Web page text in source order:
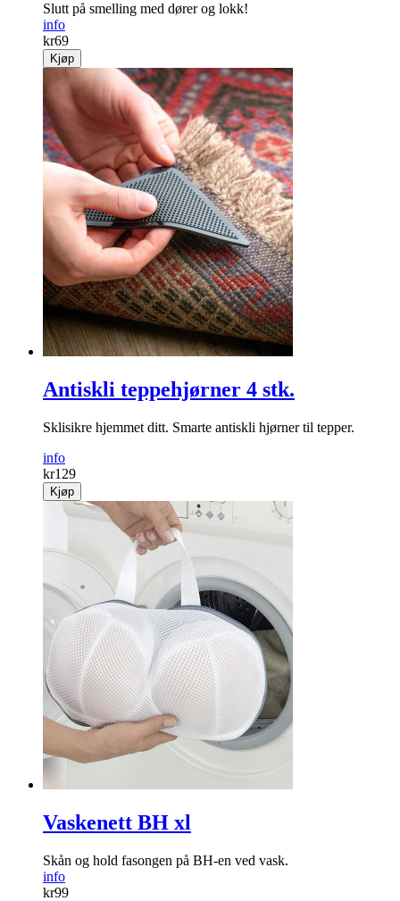
Slutt på ­smelling med dører og lokk!
info
kr69
Kjøp
Antiskli teppehjørner 4 stk.
Sklisikre hjemmet ditt. Smarte antiskli hjørner til tepper.
info
kr129
Kjøp
Vaskenett BH xl
Skån og hold fasongen på BH-en ved vask.
info
kr99